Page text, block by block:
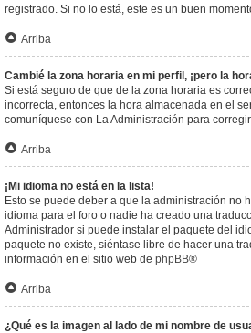
registrado. Si no lo está, este es un buen
Arriba
Cambié la zona horaria en mi perfil, ¡pero la
Si está seguro de que de la zona horaria es
incorrecta, entonces la hora almacenada en el
comuníquese con La Administración para
Arriba
¡Mi idioma no está en la lista!
Esto se puede deber a que la administración no
idioma para el foro o nadie ha creado una
Administrador si puede instalar el paquete del
paquete no existe, siéntase libre de hacer una
información en el sitio web de phpBB®
Arriba
¿Qué es la imagen al lado de mi nombre de